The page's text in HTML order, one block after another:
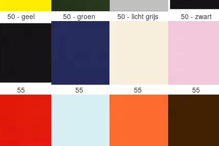
50 - geel 50 - groen 50 - licht grijs 50 - zwart
55 55 55 55